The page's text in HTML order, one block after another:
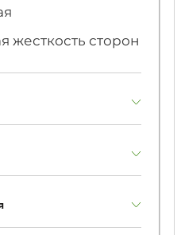
жесткость сторон